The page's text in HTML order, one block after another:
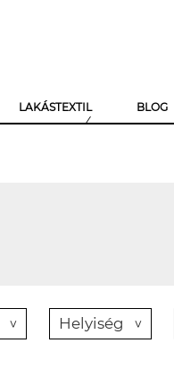
LAKÁSTEXTIL BLOG
Helyiség